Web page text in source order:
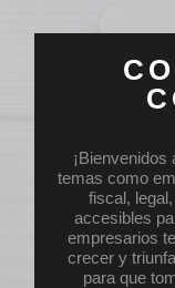
temas como
fiscal,
accesibles
empresarios
crecer y
para que